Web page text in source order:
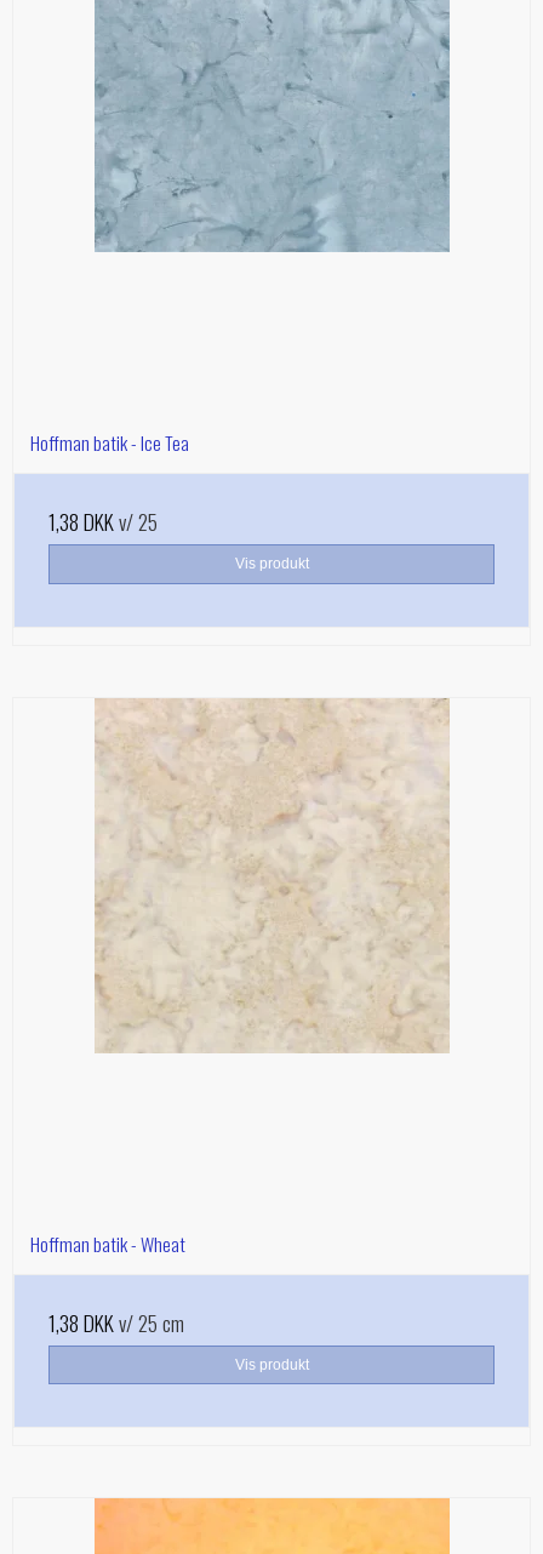
Hoffman batik - Ice Tea
1,38 DKKv/ 25
Vis produkt
Hoffman batik - Wheat
1,38 DKKv/ 25 cm
Vis produkt